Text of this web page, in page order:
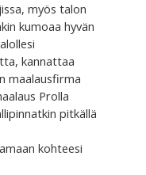
myös talon
kumoaa hyvän
kannattaa
maalausfirma
Prolla
pitkällä
kohteesi